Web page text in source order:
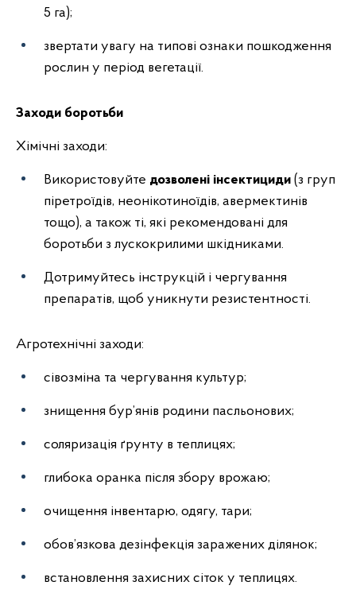
5 га);
звертати увагу на типові ознаки пошкодження
рослин у період вегетації.
Заходи боротьби
Хімічні заходи:
Використовуйте дозволені інсектициди (з груп
піретроїдів, неонікотиноїдів, авермектинів
тощо), а також ті, які рекомендовані для
боротьби з лускокрилими шкідниками.
Дотримуйтесь інструкцій і чергування
препаратів, щоб уникнути резистентності.
Агротехнічні заходи:
сівозміна та чергування культур;
знищення бур’янів родини пасльонових;
соляризація ґрунту в теплицях;
глибока оранка після збору врожаю;
очищення інвентарю, одягу, тари;
обов’язкова дезінфекція заражених ділянок;
встановлення захисних сіток у теплицях.